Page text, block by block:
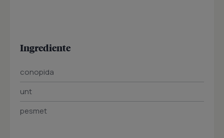
Ingrediente
conopida
unt
pesmet